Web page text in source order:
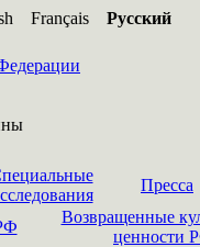
Français Русский
Пресса
Возвращенные
ценности